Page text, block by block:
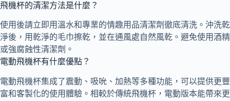
飛機杯的清潔方法是什麼？
使用後請立即用溫水和專業的情趣用品清潔劑徹底清洗。沖洗乾
淨後，用乾淨的毛巾擦乾，並在通風處自然風乾。避免使用酒精
或強腐蝕性清潔劑。
電動飛機杯有什麼優點？
電動飛機杯集成了震動、吸吮、加熱等多種功能，可以提供更豐
富和客製化的使用體驗。相較於傳統飛機杯，電動版本能帶來更